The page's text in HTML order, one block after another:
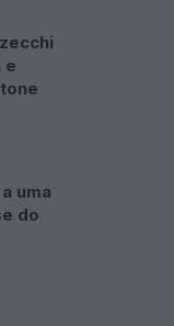
e
uma
do